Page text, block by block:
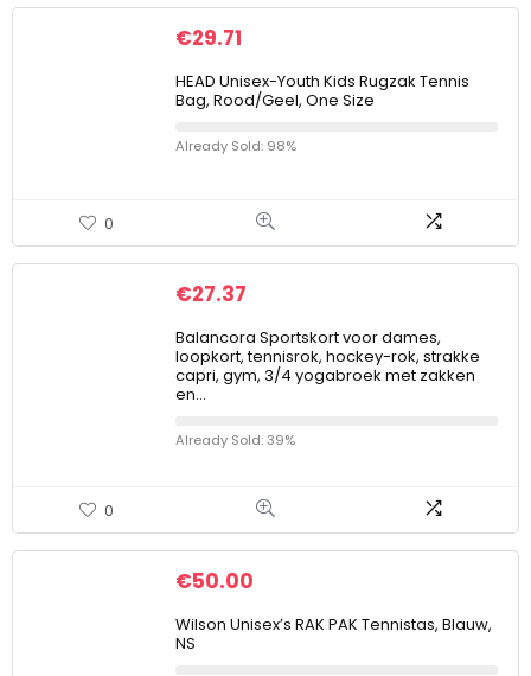
€29.71
HEAD Unisex-Youth Kids Rugzak Tennis
Bag, Rood/Geel, One Size
Already Sold: 98%
0
€27.37
Balancora Sportskort voor dames,
loopkort, tennisrok, hockey-rok, strakke
capri, gym, 3/4 yogabroek met zakken
en…
Already Sold: 39%
0
€50.00
Wilson Unisex’s RAK PAK Tennistas, Blauw,
NS